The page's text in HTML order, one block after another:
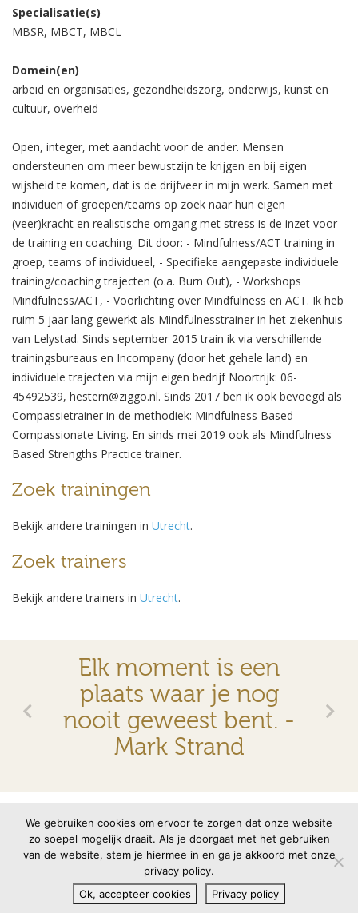
Specialisatie(s)
MBSR, MBCT, MBCL
Domein(en)
arbeid en organisaties, gezondheidszorg, onderwijs, kunst en
cultuur, overheid
Open, integer, met aandacht voor de ander. Mensen
ondersteunen om meer bewustzijn te krijgen en bij eigen
wijsheid te komen, dat is de drijfveer in mijn werk. Samen met
individuen of groepen/teams op zoek naar hun eigen
(veer)kracht en realistische omgang met stress is de inzet voor
de training en coaching. Dit door: - Mindfulness/ACT training in
groep, teams of individueel, - Specifieke aangepaste individuele
training/coaching trajecten (o.a. Burn Out), - Workshops
Mindfulness/ACT, - Voorlichting over Mindfulness en ACT. Ik heb
ruim 5 jaar lang gewerkt als Mindfulnesstrainer in het ziekenhuis
van Lelystad. Sinds september 2015 train ik via verschillende
trainingsbureaus en Incompany (door het gehele land) en
individuele trajecten via mijn eigen bedrijf Noortrijk: 06-
45492539, hestern@ziggo.nl. Sinds 2017 ben ik ook bevoegd als
Compassietrainer in de methodiek: Mindfulness Based
Compassionate Living. En sinds mei 2019 ook als Mindfulness
Based Strengths Practice trainer.
Zoek trainingen
Bekijk andere trainingen in Utrecht.
Zoek trainers
Bekijk andere trainers in Utrecht.
Elk moment is een
plaats waar je nog
nooit geweest bent. -
Mark Strand
© 2026 VMBN Contact Disclaimer Privacyverklaring
Site doormemento
We gebruiken cookies om ervoor te zorgen dat onze website
zo soepel mogelijk draait. Als je doorgaat met het gebruiken
van de website, stem je hiermee in en ga je akkoord met onze
privacy policy.
Ok, accepteer cookies
Privacy policy